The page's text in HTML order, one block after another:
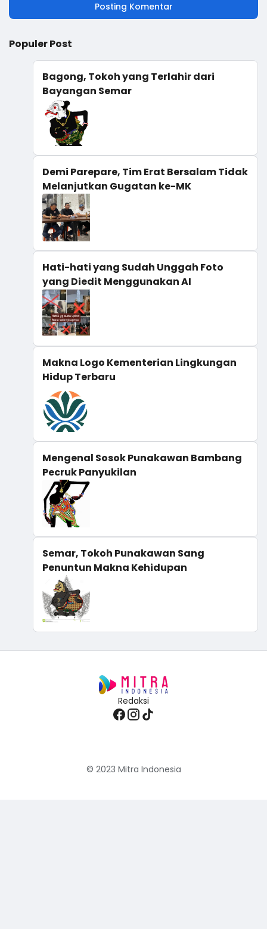
Posting Komentar
Populer Post
Bagong, Tokoh yang Terlahir dari
Bayangan Semar
Demi Parepare, Tim Erat Bersalam Tidak
Melanjutkan Gugatan ke-MK
Hati-hati yang Sudah Unggah Foto
yang Diedit Menggunakan AI
Makna Logo Kementerian Lingkungan
Hidup Terbaru
Mengenal Sosok Punakawan Bambang
Pecruk Panyukilan
Semar, Tokoh Punakawan Sang
Penuntun Makna Kehidupan
Redaksi
© 2023 Mitra Indonesia